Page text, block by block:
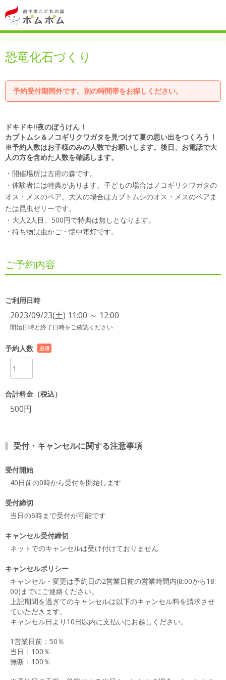
恐竜化石づくり
予約受付期間外です。別の時間帯をお探しください。
ドキドキ!!夜のぼうけん！
カブトムシ＆ノコギリクワガタを見つけて夏の思い出をつくろう！
※予約人数はお子様のみの人数でお願いします。後日、お電話で大
人の方を含めた人数を確認します。
・開催場所は古府の森です。
・体験者には特典があります。子どもの場合はノコギリクワガタの
オス・メスのペア。大人の場合はカブトムシのオス・メスのペアま
たは昆虫ゼリーです。
・大人2人目、500円で特典は無しとなります。
・持ち物は虫かご・懐中電灯です。
ご予約内容
ご利用日時
2023/09/23(土) 11:00 ～ 12:00
開始日時と終了日時をご確認ください
予約人数
必須
合計料金（税込）
500円
受付・キャンセルに関する注意事項
受付開始
40日前の0時から受付を開始します
受付締切
当日の6時まで受付が可能です
キャンセル受付締切
ネットでのキャンセルは受け付けておりません
キャンセルポリシー
キャンセル・変更は予約日の2営業日前の営業時間内(8:00から18:
00)までにご連絡ください。
上記期間を過ぎてのキャンセルは以下のキャンセル料を請求させ
ていただきます。
キャンセル日より10日以内に支払いにお越しください。
1営業日前：50％
当日：100％
無断：100％